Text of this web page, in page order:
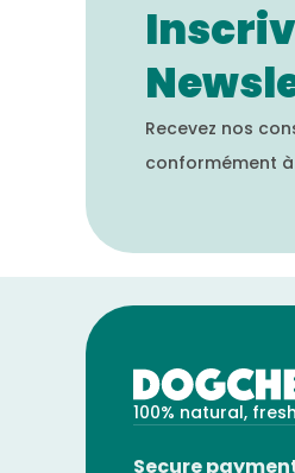
Recevez nos
conformément
100% natural,
Secure